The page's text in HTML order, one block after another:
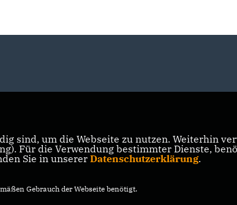
sind, um die Webseite zu nutzen. Weiterhin
Für die Verwendung bestimmter Dienste,
Sie in unserer Datenschutzerklärung.
Gebrauch der Webseite benötigt.